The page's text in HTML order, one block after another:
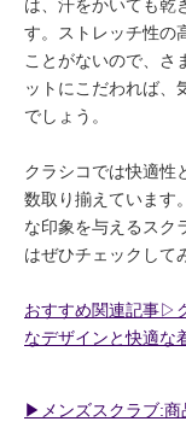
は、汗をかいても乾
す。ストレッチ性の
ことがないので、さ
ットにこだわれば、
でしょう。
クラシコでは快適性
数取り揃えています
な印象を与えるスク
はぜひチェックして
おすすめ関連記事▷
なデザインと快適な
▶︎メンズスクラブ:商